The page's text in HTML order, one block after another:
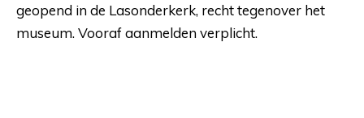
geopend in de Lasonderkerk, recht tegenover het
museum. Vooraf aanmelden verplicht.